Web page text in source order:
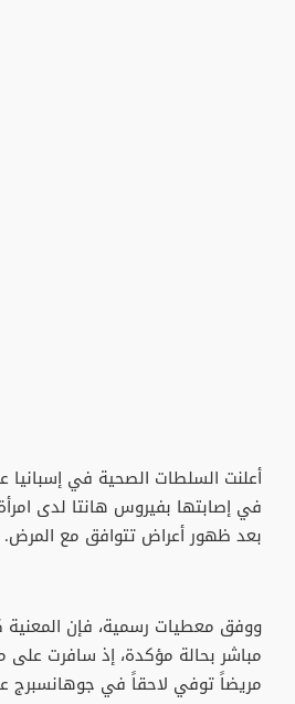
أعلنت السلطات الصحية في
في إصابتها بفيروس هانتا لدى
بعد ظهور أعراض تتوافق مع المرض.
ووفق معطيات رسمية، فإن المعنية
مباشر بحالة مؤكدة، إذ سافرت
مريضاً توفي لاحقاً في جوهانسبرج